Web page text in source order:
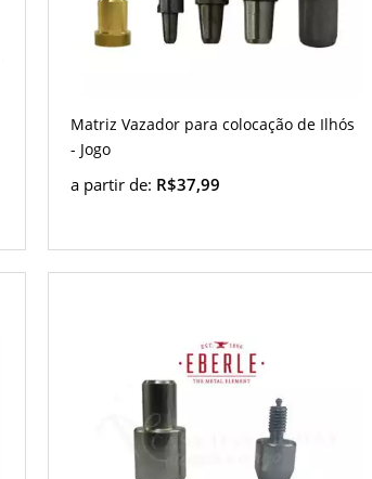
Matriz Vazador para colocação de Ilhós
- Jogo
a partir de: R$37,99